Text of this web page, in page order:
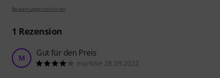
Bewertungsrichtlinien
1 Rezension
M Gut für den Preis
markise 28.09.2022